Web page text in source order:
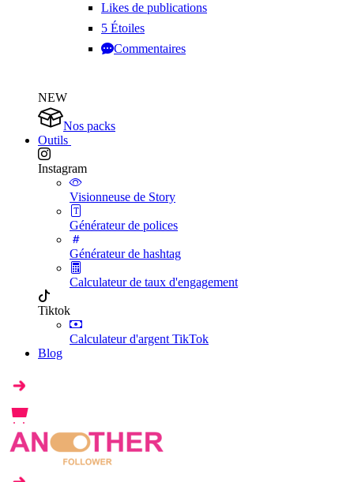
Likes de publications
5 Étoiles
Commentaires
NEW
Nos packs
Outils
Instagram
Visionneuse de Story
Générateur de polices
Générateur de hashtag
Calculateur de taux d'engagement
Tiktok
Calculateur d'argent TikTok
Blog